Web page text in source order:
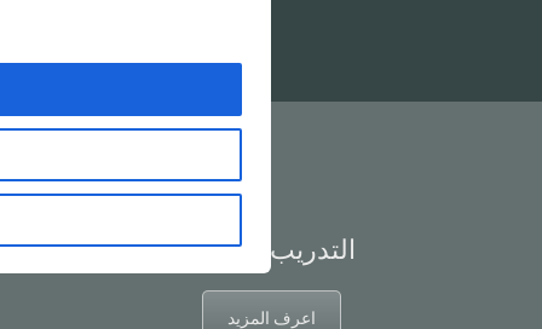
التدريب والدعم
اعرف المزيد